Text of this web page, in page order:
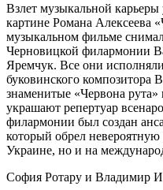
Взлет музыкальной карьеры
картине Романа Алексеева
музыкальном фильме
Черновицкой филармонии
Яремчук. Все они
буковинского композитора
знаменитые «Червона
украшают репертуар
филармонии был создан
который обрел невероятную
Украине, но и на
София Ротару и Владимир